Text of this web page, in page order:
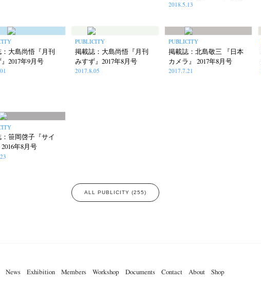
2018.5.13
大島尚悟『月刊
2017年9月号
PUBLICITY
掲載誌：大島尚悟『月刊
みすず』2017年8月号
2017.8.05
PUBLICITY
掲載誌：北島敬三 『日本
カメラ』 2017年8月号
2017.7.21
笹岡啓子『サイ
年8月号
ALL PUBLICITY (255)
News Exhibition Members Workshop Documents Contact About Shop